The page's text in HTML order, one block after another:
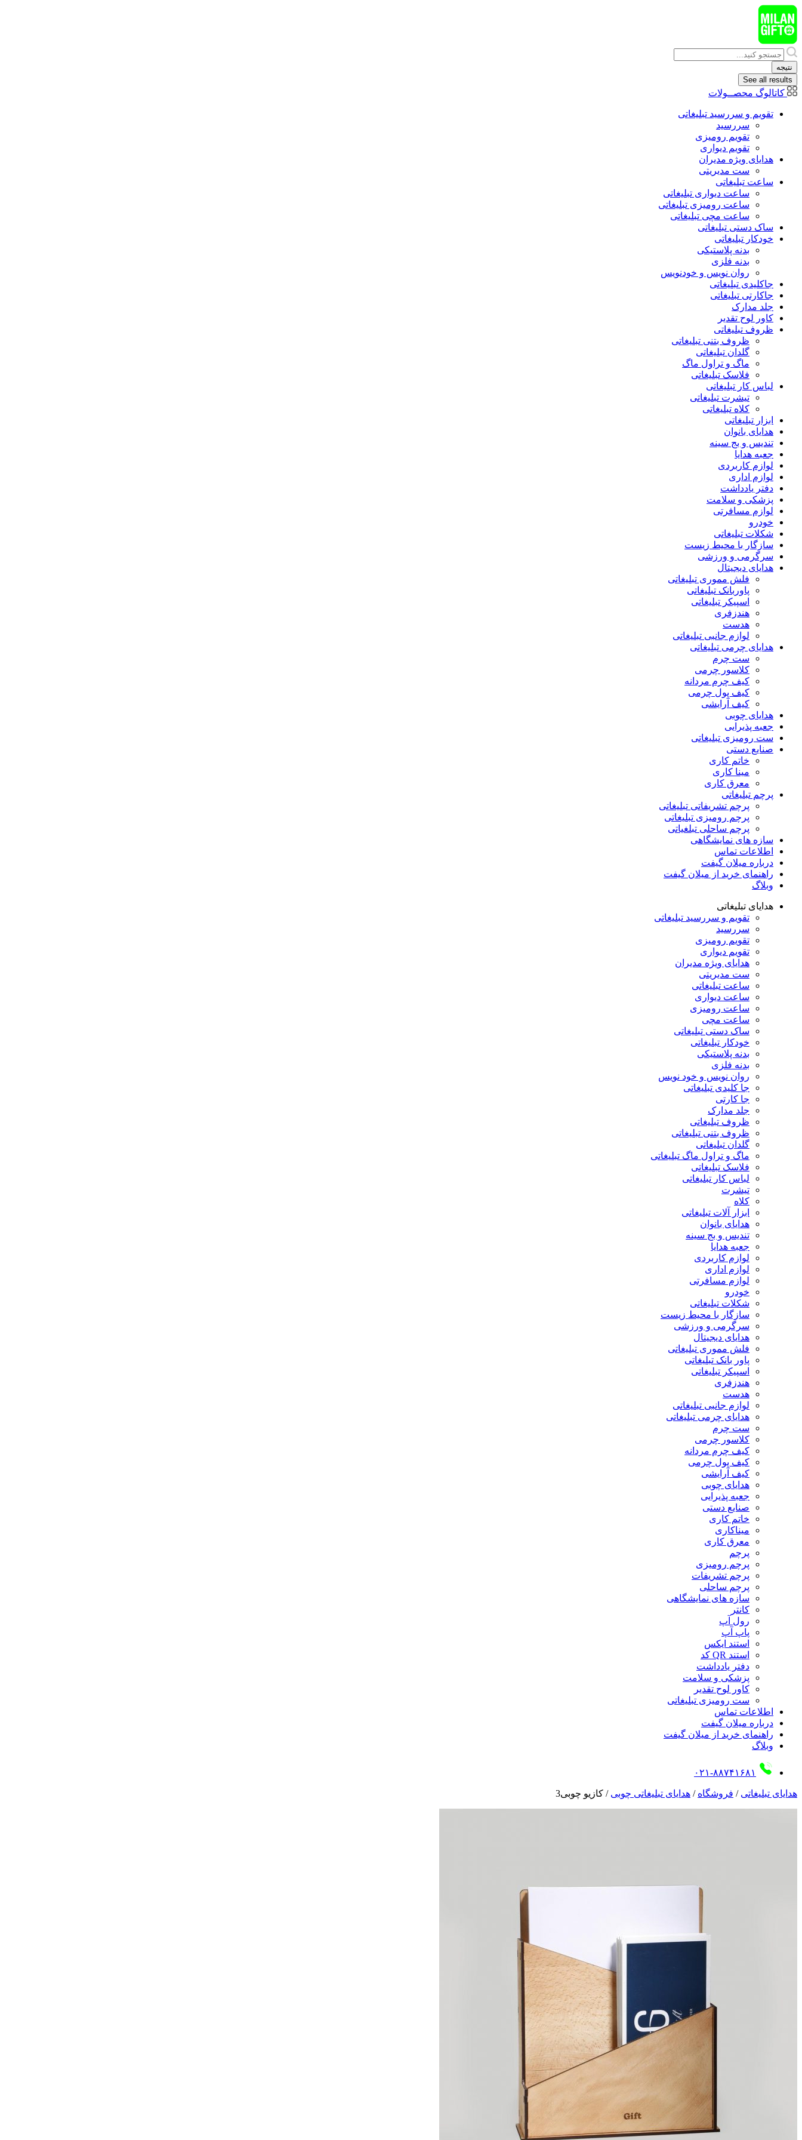
پرش
به
محتوا
Search
...
نتیجه
See all results
کاتالوگ محصــولات
تقویم و سررسید تبلیغاتی
سررسید
تقویم رومیزی
تقویم دیواری
هدایای ويژه مدیران
ست مدیریتی
ساعت تبلیغاتی
ساعت دیواری تبلیغاتی
ساعت رومیزی تبلیغاتی
ساعت مچی تبلیغاتی
ساک دستی تبلیغاتی
خودکار تبلیغاتی
بدنه پلاستیکی
بدنه فلزی
روان نویس و خودنویس
جاکلیدی تبلیغاتی
جاکارتی تبلیغاتی
جلد مدارک
کاور لوح تقدیر
ظروف تبلیغاتی
ظروف بتنی تبلیغاتی
گلدان تبلیغاتی
ماگ و تراول ماگ
فلاسک تبلیغاتی
لباس کار تبلیغاتی
تیشرت تبلیغاتی
کلاه تبلیغاتی
ابزار تبلیغاتی
هدایای بانوان
تندیس و بج سینه
جعبه هدایا
لوازم کاربردی
لوازم اداری
دفتر یادداشت
پزشکی و سلامت
لوازم مسافرتی
خودرو
شکلات تبلیغاتی
سازگار با محیط زیست
سرگرمی و ورزشی
هدایای دیجیتال
فلش مموری تبلیغاتی
پاوربانک تبلیغاتی
اسپیکر تبلیغاتی
هندزفری
هدست
لوازم جانبی تبلیغاتی
هدایای چرمی تبلیغاتی
ست چرم
کلاسور چرمی
کیف چرم مردانه
کیف پول چرمی
کیف آرایشی
هدایای چوبی
جعبه پذیرایی
ست رومیزی تبلیغاتی
صنایع دستی
خاتم کاری
مینا کاری
معرق کاری
پرچم تبلیغاتی
پرچم تشریفاتی تبلیغاتی
پرچم رومیزی تبلیغاتی
پرچم ساحلی تبلغیاتی
سازه های نمایشگاهی
اطلاعات تماس
درباره میلان گیفت
راهنمای خرید از میلان گیفت
وبلاگ
هدایای تبلیغاتی
تقویم و سررسید تبلیغاتی
سررسید
تقویم رومیزی
تقویم دیواری
هدایای ویژه مدیران
ست مدیریتی
ساعت تبلیغاتی
ساعت دیواری
ساعت رومیزی
ساعت مچی
ساک دستی تبلیغاتی
خودکار تبلیغاتی
بدنه پلاستیکی
بدنه فلزی
روان نویس و خود نویس
جا کلیدی تبلیغاتی
جا کارتی
جلد مدارک
ظروف تبلیغاتی
ظروف بتنی تبلیغاتی
گلدان تبلیغاتی
ماگ و تراول ماگ تبلیغاتی
فلاسک تبلیغاتی
لباس کار تبلیغاتی
تیشرت
کلاه
ابزار آلات تبلیغاتی
هدایای بانوان
تندیس و بج سینه
جعبه هدایا
لوازم کاربردی
لوازم اداری
لوازم مسافرتی
خودرو
شکلات تبلیغاتی
سازگار با محیط زیست
سرگرمی و ورزشی
هدایای دیجیتال
فلش مموری تبلیغاتی
پاور بانک تبلیغاتی
اسپیکر تبلیغاتی
هندزفری
هدست
لوازم جانبی تبلیغاتی
هدایای چرمی تبلیغاتی
ست چرم
کلاسور چرمی
کیف چرم مردانه
کیف پول چرمی
کیف آرایشی
هدایای چوبی
جعبه پذیرایی
صنایع دستی
خاتم کاری
میناکاری
معرق کاری
پرچم
پرچم رومیزی
پرچم تشریفات
پرچم ساحلی
سازه های نمایشگاهی
کانتر
رول آپ
پاپ آپ
استند ایکس
استند QR کد
دفتر یادداشت
پزشکی و سلامت
کاور لوح تقدیر
ست رومیزی تبلیغاتی
اطلاعات تماس
درباره میلان گیفت
راهنمای خرید از میلان گیفت
وبلاگ
۰۲۱-۸۸۷۴۱۶۸۱
هدایای تبلیغاتی / فروشگاه / هدایای تبلیغاتی چوبی / کازیو چوبی3